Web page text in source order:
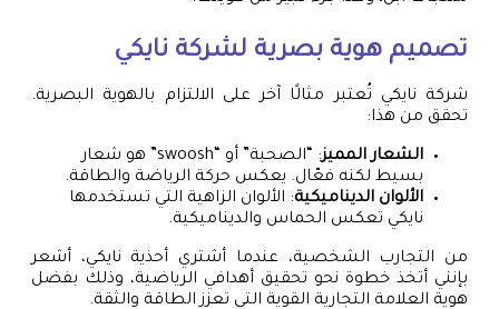
تصميم هوية بصرية لشركة نايكي
شركة نايكي تُعتبر مثالًا آخر على الالتزام بالهوية البصرية.
تحقق من هذا:
الشعار المميز
: “الصحبة” أو “swoosh” هو شعار
بسيط لكنه فعّال. يعكس حركة الرياضة والطاقة.
الألوان الديناميكية: الألوان الزاهية التي تستخدمها
نايكي تعكس الحماس والديناميكية.
من التجارب الشخصية، عندما أشتري أحذية نايكي، أشعر
بإنني أتخذ خطوة نحو تحقيق أهدافي الرياضية، وذلك بفضل
هوية العلامة التجارية القوية التي تعزز الطاقة والثقة.